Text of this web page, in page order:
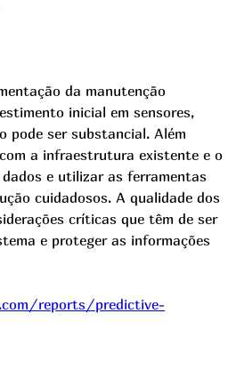
da manutenção
inicial em sensores,
ser substancial. Além
a infraestrutura existente e o
e utilizar as ferramentas
cuidadosos. A qualidade dos
críticas que têm de ser
e proteger as informações
reports/predictive-